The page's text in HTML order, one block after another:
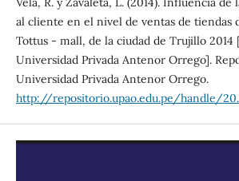
al cliente en el nivel de ventas de tiendas
Tottus - mall, de la ciudad de Trujillo 2014
Universidad Privada Antenor Orrego].
Universidad Privada Antenor Orrego.
http://repositorio.upao.edu.pe/handle/